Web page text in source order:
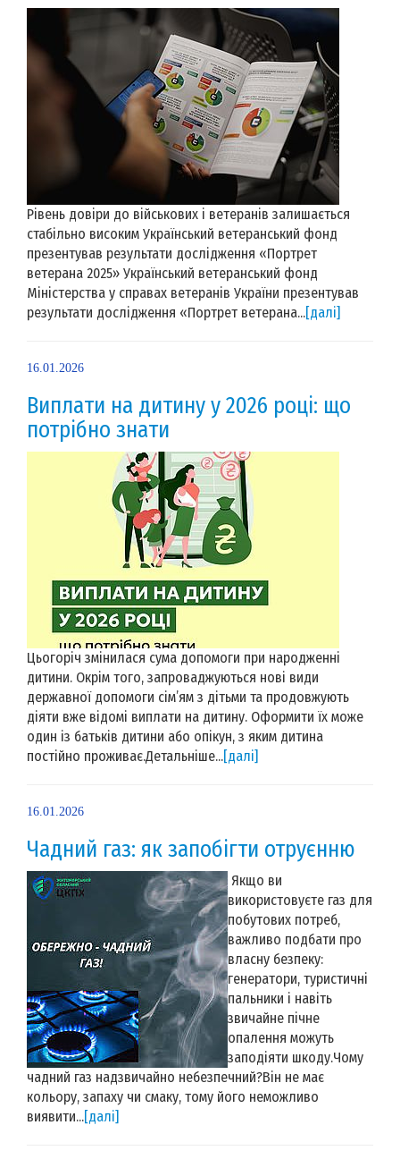
Рівень довіри до військових і ветеранів залишається
стабільно високим Український ветеранський фонд
презентував результати дослідження «Портрет
ветерана 2025» Український ветеранський фонд
Міністерства у справах ветеранів України презентував
результати дослідження «Портрет ветерана...[далі]
16.01.2026
Виплати на дитину у 2026 році: що
потрібно знати
Цьогоріч змінилася сума допомоги при народженні
дитини. Окрім того, запроваджуються нові види
державної допомоги сім’ям з дітьми та продовжують
діяти вже відомі виплати на дитину. Оформити їх може
один із батьків дитини або опікун, з яким дитина
постійно проживає.Детальніше...[далі]
16.01.2026
Чадний газ: як запобігти отруєнню
Якщо ви
використовуєте газ для
побутових потреб,
важливо подбати про
власну безпеку:
генератори, туристичні
пальники і навіть
звичайне пічне
опалення можуть
заподіяти шкоду.Чому
чадний газ надзвичайно небезпечний?Він не має
кольору, запаху чи смаку, тому його неможливо
виявити...[далі]